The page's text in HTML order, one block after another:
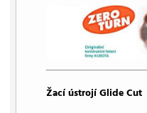
Žací ústrojí Glide Cut